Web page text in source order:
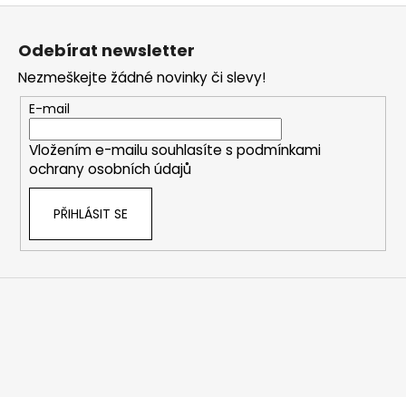
Z
Odebírat newsletter
Nezmeškejte žádné novinky či slevy!
E-mail
Vložením e-mailu souhlasíte s podmínkami
ochrany osobních údajů
PŘIHLÁSIT SE